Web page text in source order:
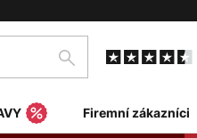
Hľadať
Firemní zákazníci